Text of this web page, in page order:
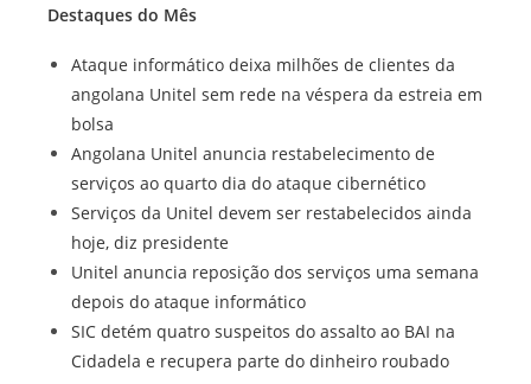
Destaques do Mês
Ataque informático deixa milhões de clientes da
angolana Unitel sem rede na véspera da estreia em
bolsa
Angolana Unitel anuncia restabelecimento de
serviços ao quarto dia do ataque cibernético
Serviços da Unitel devem ser restabelecidos ainda
hoje, diz presidente
Unitel anuncia reposição dos serviços uma semana
depois do ataque informático
SIC detém quatro suspeitos do assalto ao BAI na
Cidadela e recupera parte do dinheiro roubado